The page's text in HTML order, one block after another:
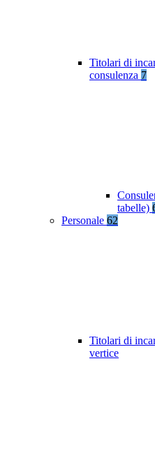
Titolari di
consulenza 7
tabelle)
Personale 62
Titolari di
vertice